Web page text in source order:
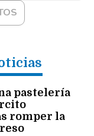
pastelería
romper la